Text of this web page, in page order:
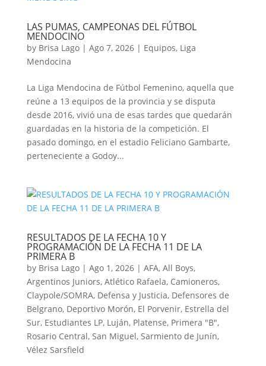
LAS PUMAS, CAMPEONAS DEL FÚTBOL
MENDOCINO
by Brisa Lago| Ago 7, 2026| Equipos, Liga
Mendocina
La Liga Mendocina de Fútbol Femenino, aquella que
reúne a 13 equipos de la provincia y se disputa
desde 2016, vivió una de esas tardes que quedarán
guardadas en la historia de la competición. El
pasado domingo, en el estadio Feliciano Gambarte,
perteneciente a Godoy...
RESULTADOS DE LA FECHA 10 Y
PROGRAMACIÓN DE LA FECHA 11 DE LA
PRIMERA B
by Brisa Lago| Ago 1, 2026| AFA, All Boys,
Argentinos Juniors, Atlético Rafaela, Camioneros,
Claypole/SOMRA, Defensa y Justicia, Defensores de
Belgrano, Deportivo Morón, El Porvenir, Estrella del
Sur, Estudiantes LP, Luján, Platense, Primera "B",
Rosario Central, San Miguel, Sarmiento de Junín,
Vélez Sarsfield